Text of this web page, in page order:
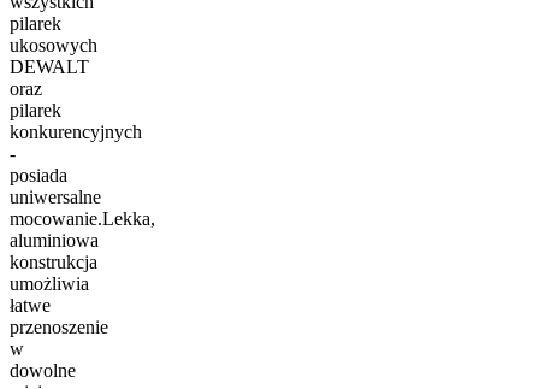
pilarek
ukosowych
DEWALT
oraz
pilarek
konkurencyjnych
-
posiada
uniwersalne
mocowanie.Lekka,
aluminiowa
konstrukcja
umożliwia
łatwe
przenoszenie
w
dowolne